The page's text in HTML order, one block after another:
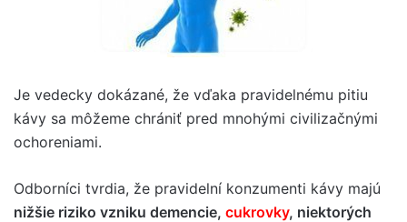
Je vedecky dokázané, že vďaka pravidelnému pitiu
kávy sa môžeme chrániť pred mnohými civilizačnými
ochoreniami.
Odborníci tvrdia, že pravidelní konzumenti kávy majú
nižšie riziko vzniku demencie, cukrovky, niektorých